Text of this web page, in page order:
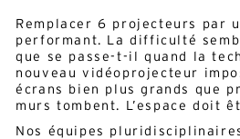
Remplacer 6 projecteurs par
performant. La difficulté
que se passe-t-il quand la
nouveau vidéoprojecteur
écrans bien plus grands que
murs tombent. L’espace doit
Nos équipes